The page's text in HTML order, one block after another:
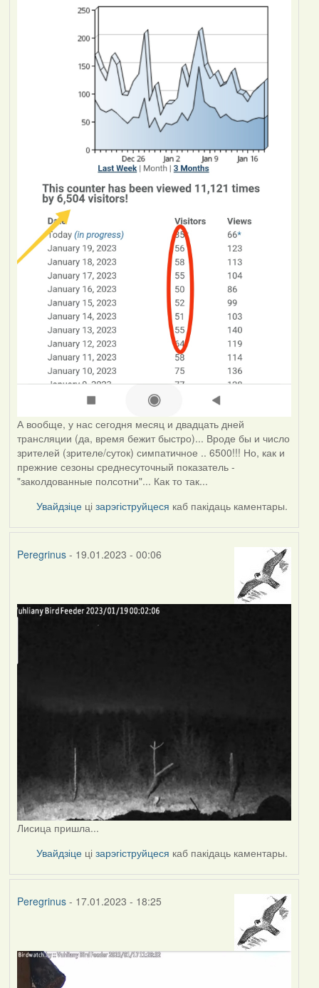
А вообще, у нас сегодня месяц и двадцать дней
трансляции (да, время бежит быстро)... Вроде бы и число
зрителей (зрителе/суток) симпатичное .. 6500!!! Но, как и
прежние сезоны среднесуточный показатель -
"заколдованные полсотни"... Как то так...
Увайдзіце цізарэгіструйцеся каб пакідаць каментары.
Peregrinus- 19.01.2023 - 00:06
Лисица пришла...
Увайдзіце цізарэгіструйцеся каб пакідаць каментары.
Peregrinus- 17.01.2023 - 18:25